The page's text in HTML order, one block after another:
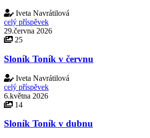
Iveta Navrátilová
celý příspěvek
29.června 2026
25
Sloník Toník v červnu
Iveta Navrátilová
celý příspěvek
6.května 2026
14
Sloník Toník v dubnu